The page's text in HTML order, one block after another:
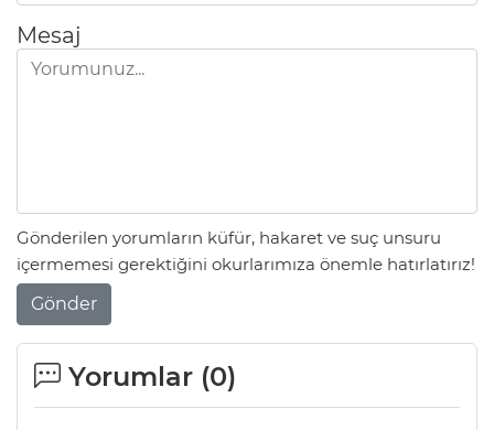
Mesaj
Gönderilen yorumların küfür, hakaret ve suç unsuru
içermemesi gerektiğini okurlarımıza önemle hatırlatırız!
Gönder
Yorumlar (0)